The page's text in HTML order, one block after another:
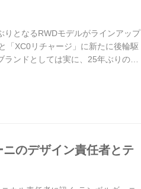
となるRWDモデルがラインアップ
「XC0リチャージ」に新たに後輪駆
ランドとしては実に、25年ぶりの
のデザイン責任者とテ